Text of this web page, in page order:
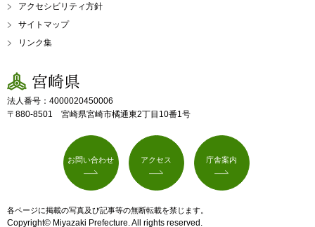
アクセシビリティ方針
サイトマップ
リンク集
宮崎県
法人番号：4000020450006
〒880-8501 宮崎県宮崎市橘通東2丁目10番1号
お問い合わせ アクセス 庁舎案内
各ページに掲載の写真及び記事等の無断転載を禁じます。
Copyright© Miyazaki Prefecture. All rights reserved.